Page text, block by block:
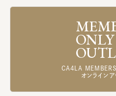
ONLY
CA4LA
オンラインア